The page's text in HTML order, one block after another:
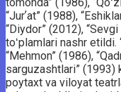
“Jurʼat” (1988),
“Diydor” (2012),
toʻplamlari nashr etildi.
“Mehmon” (1986),
sarguzashtlari”
poytaxt va viloyat